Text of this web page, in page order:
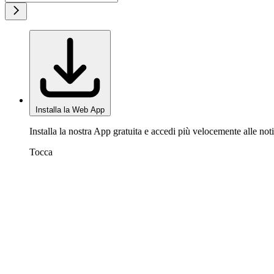
Installa la Web App
Installa la nostra App gratuita e accedi più velocemente alle
Tocca